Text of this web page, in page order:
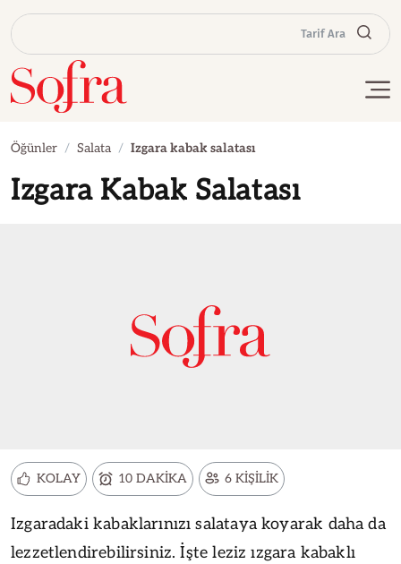
Tarif Ara
Öğünler Salata Izgara kabak salatası
Izgara Kabak Salatası
KOLAY 10 DAKİKA 6 KİŞİLİK
Izgaradaki kabaklarınızı salataya koyarak daha da
lezzetlendirebilirsiniz. İşte leziz ızgara kabaklı